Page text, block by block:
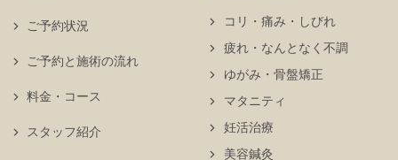
ご予約状況
コリ・痛み・しびれ
疲れ・なんとなく不調
ゆがみ・骨盤矯正
マタニティ
妊活治療
美容鍼灸
ご予約と施術の流れ
料金・コース
スタッフ紹介